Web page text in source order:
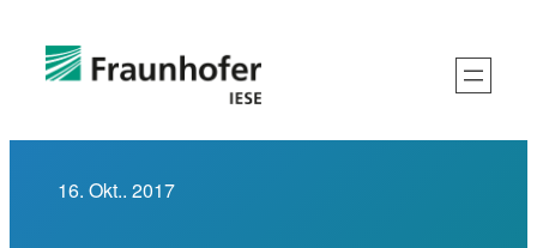
Inhalt
springen
16. Okt.. 2017